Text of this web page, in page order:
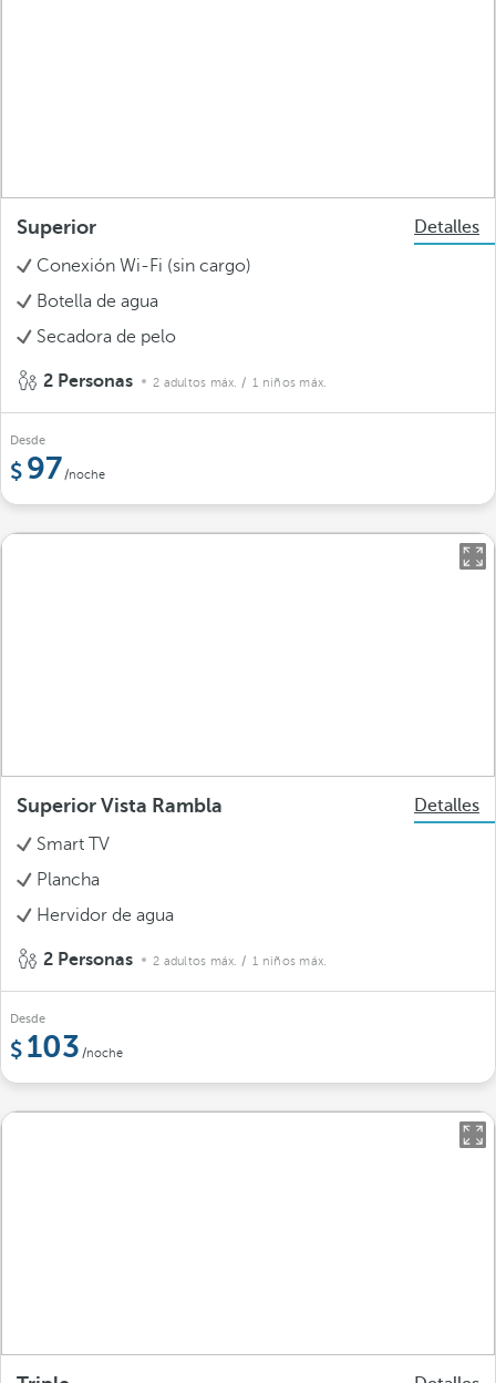
Superior
Detalles
Conexión Wi-Fi (sin cargo)
Botella de agua
Secadora de pelo
2 Personas 2 adultos máx. / 1 niños máx.
Desde
97/noche
Superior Vista Rambla
Detalles
Smart TV
Plancha
Hervidor de agua
2 Personas 2 adultos máx. / 1 niños máx.
Desde
103 /noche